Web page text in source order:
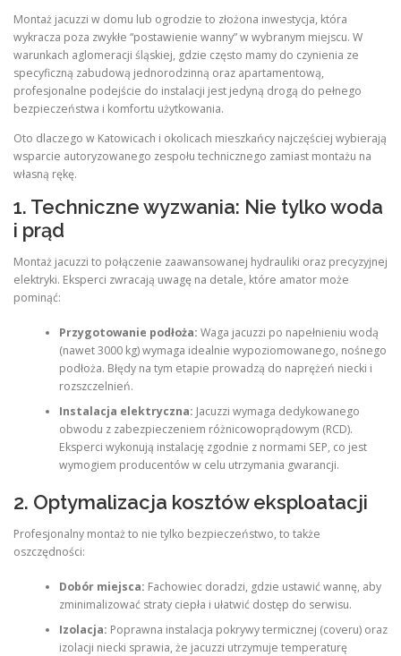
Montaż jacuzzi w domu lub ogrodzie to złożona inwestycja, która
wykracza poza zwykłe “postawienie wanny” w wybranym miejscu. W
warunkach aglomeracji śląskiej, gdzie często mamy do czynienia ze
specyficzną zabudową jednorodzinną oraz apartamentową,
profesjonalne podejście do instalacji jest jedyną drogą do pełnego
bezpieczeństwa i komfortu użytkowania.
Oto dlaczego w Katowicach i okolicach mieszkańcy najczęściej wybierają
wsparcie autoryzowanego zespołu technicznego zamiast montażu na
własną rękę.
1. Techniczne wyzwania: Nie tylko woda
i prąd
Montaż jacuzzi to połączenie zaawansowanej hydrauliki oraz precyzyjnej
elektryki. Eksperci zwracają uwagę na detale, które amator może
pominąć:
Przygotowanie podłoża: Waga jacuzzi po napełnieniu wodą
(nawet 3000 kg) wymaga idealnie wypoziomowanego, nośnego
podłoża. Błędy na tym etapie prowadzą do naprężeń niecki i
rozszczelnień.
Instalacja elektryczna: Jacuzzi wymaga dedykowanego
obwodu z zabezpieczeniem różnicowoprądowym (RCD).
Eksperci wykonują instalację zgodnie z normami SEP, co jest
wymogiem producentów w celu utrzymania gwarancji.
2. Optymalizacja kosztów eksploatacji
Profesjonalny montaż to nie tylko bezpieczeństwo, to także
oszczędności:
Dobór miejsca: Fachowiec doradzi, gdzie ustawić wannę, aby
zminimalizować straty ciepła i ułatwić dostęp do serwisu.
Izolacja: Poprawna instalacja pokrywy termicznej (coveru) oraz
izolacji niecki sprawia, że jacuzzi utrzymuje temperaturę